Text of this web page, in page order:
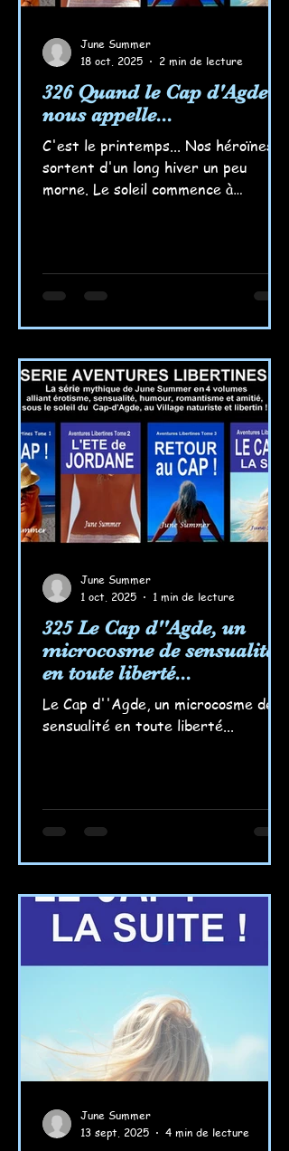
326 Quand le Cap d'Agde
nous appelle...
C'est le printemps... Nos héroïnes
sortent d'un long hiver un peu
morne. Le soleil commence à
et libre les titille... Elle vont y aller,
c'est certain, tout bientôt ! Elles se
Cap, sur cette plage brûlante où les
corps se réunissent ; elles se
souviennent des jeux interdits dans
la mer ondulante si accu
June Summer
18 oct. 2025
2 min de lecture
325 Le Cap d''Agde, un
microcosme de sensualité
en toute liberté...
Le Cap d''Agde, un microcosme de
sensualité en toute liberté...
June Summer
1 oct. 2025
1 min de lecture
June Summer
13 sept. 2025
4 min de lecture